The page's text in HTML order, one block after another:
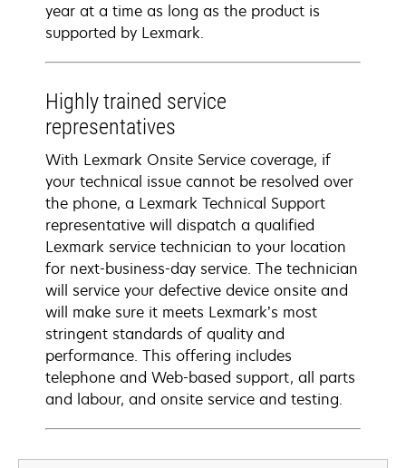
year at a time as long as the product is
supported by Lexmark.
Highly trained service
representatives
With Lexmark Onsite Service coverage, if
your technical issue cannot be resolved over
the phone, a Lexmark Technical Support
representative will dispatch a qualified
Lexmark service technician to your location
for next-business-day service. The technician
will service your defective device onsite and
will make sure it meets Lexmark’s most
stringent standards of quality and
performance. This offering includes
telephone and Web-based support, all parts
and labour, and onsite service and testing.